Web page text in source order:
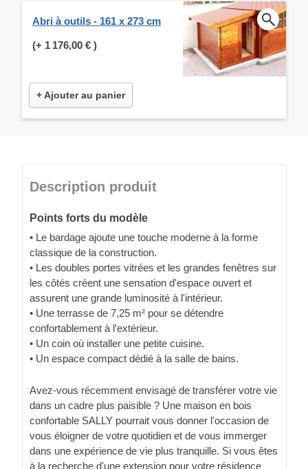
Abri à outils - 161 x 273 cm
(+ 1 176,00 € )
+ Ajouter au panier
Description produit
Points forts du modèle
• Le bardage ajoute une touche moderne à la forme
classique de la construction.
• Les doubles portes vitrées et les grandes fenêtres sur
les côtés créent une sensation d'espace ouvert et
assurent une grande luminosité à l'intérieur.
• Une terrasse de 7,25 m² pour se détendre
confortablement à l'extérieur.
• Un coin où installer une petite cuisine.
• Un espace compact dédié à la salle de bains.
Avez-vous récemment envisagé de transférer votre vie
dans un cadre plus paisible ? Une maison en bois
confortable SALLY pourrait vous donner l'occasion de
vous éloigner de votre quotidien et de vous immerger
dans une expérience de vie plus tranquille. Si vous êtes
à la recherche d'une extension pour votre résidence